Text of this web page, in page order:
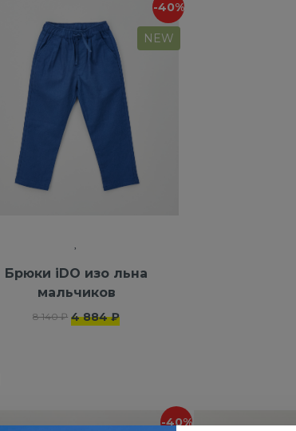
-40%
NEW
Брюки iDO изо льна
мальчиков
8 140 ₽ 4 884 ₽
-40%